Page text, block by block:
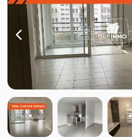
Faire gérer
Estimer
Entreprise
Nos agences